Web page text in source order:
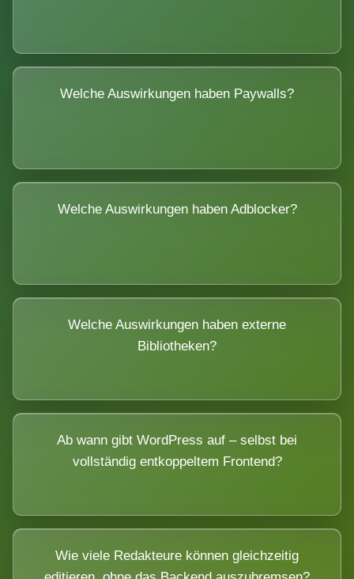
Welche Auswirkungen haben Paywalls?
Welche Auswirkungen haben Adblocker?
Welche Auswirkungen haben externe
Bibliotheken?
Ab wann gibt WordPress auf – selbst bei
vollständig entkoppeltem Frontend?
Wie viele Redakteure können gleichzeitig